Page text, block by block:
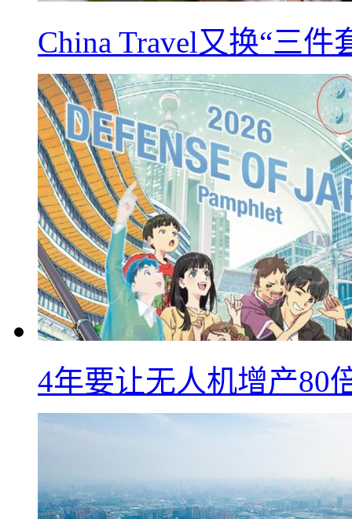
China Travel又换“三
4年要让无人机增产80